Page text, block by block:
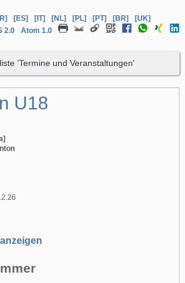
[ES] [IT] [NL] [PL] [PT] [BR]
[UK]
2.0
Atom 1.0
'Termine und Veranstaltungen'
U18